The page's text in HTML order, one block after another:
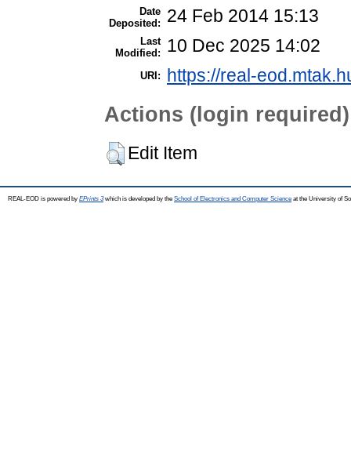
Date
Deposited:
24 Feb 2014 15:13
Last
Modified:
10 Dec 2025 14:02
URI: https://real-
Actions (login required)
Edit Item
REAL-EOD is powered by EPrints 3which is developed by the School of Electronics and Computer Science at the University of